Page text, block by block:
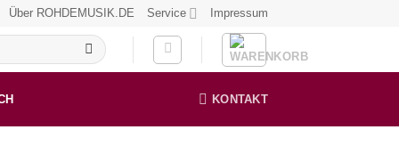
Über ROHDEMUSIK.DE Service Impressum
KONTAKT